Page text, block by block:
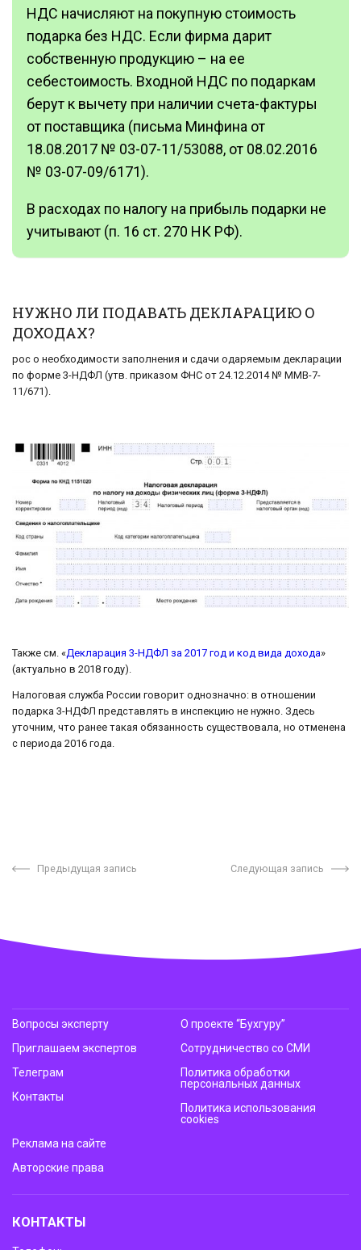
НДС начисляют на покупную стоимость
подарка без НДС. Если фирма дарит
собственную продукцию – на ее
себестоимость. Входной НДС по подаркам
берут к вычету при наличии счета-фактуры
от поставщика (письма Минфина от
18.08.2017 № 03-07-11/53088, от 08.02.2016
№ 03-07-09/6171).
В расходах по налогу на прибыль подарки не
учитывают (п. 16 ст. 270 НК РФ).
НУЖНО ЛИ ПОДАВАТЬ ДЕКЛАРАЦИЮ О
ДОХОДАХ?
рос о необходимости заполнения и сдачи одаряемым декларации
по форме 3-НДФЛ (утв. приказом ФНС от 24.12.2014 № ММВ-7-
11/671).
Также см. «Декларация 3-НДФЛ за 2017 год и код вида дохода»
(актуально в 2018 году).
Налоговая служба России говорит однозначно: в отношении
подарка 3-НДФЛ представлять в инспекцию не нужно. Здесь
уточним, что ранее такая обязанность существовала, но отменена
с периода 2016 года.
Предыдущая запись Следующая запись
Вопросы эксперту
Приглашаем экспертов
Телеграм
Контакты
О проекте “Бухгуру”
Сотрудничество со СМИ
Политика обработки
персональных данных
Политика использования
cookies
Реклама на сайте
Авторские права
КОНТАКТЫ